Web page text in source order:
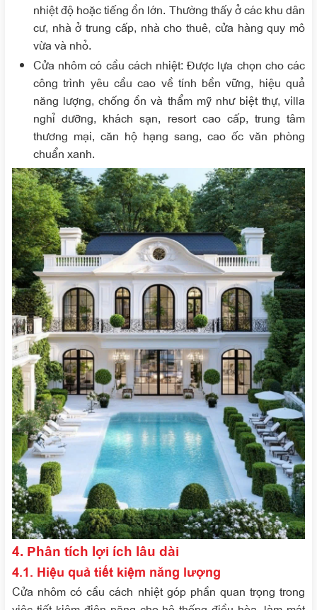
nhiệt độ hoặc tiếng ồn lớn. Thường thấy ở các khu dân
cư, nhà ở trung cấp, nhà cho thuê, cửa hàng quy mô
vừa và nhỏ.
Cửa nhôm có cầu cách nhiệt: Được lựa chọn cho các
công trình yêu cầu cao về tính bền vững, hiệu quả
năng lượng, chống ồn và thẩm mỹ như biệt thự, villa
nghỉ dưỡng, khách sạn, resort cao cấp, trung tâm
thương mại, căn hộ hạng sang, cao ốc văn phòng
chuẩn xanh.
4. Phân tích lợi ích lâu dài
4.1. Hiệu quả tiết kiệm năng lượng
Cửa nhôm có cầu cách nhiệt góp phần quan trọng trong